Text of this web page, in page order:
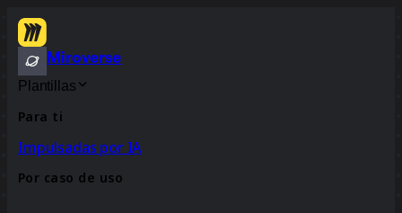
Miroverse
Plantillas
Para ti
Impulsadas por IA
Por caso de uso